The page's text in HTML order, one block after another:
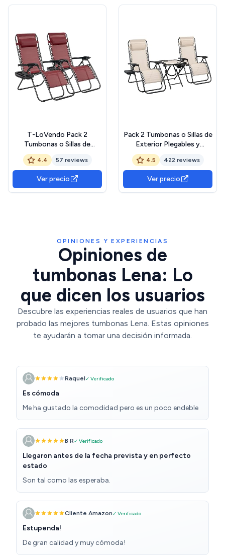
T-LoVendo Pack 2
Tumbonas o Sillas de
Exterior Plegables para
jardín, Playa, Piscina,
terraza. Gravedad Zero 2
Unidades, Acero Ligero,
Portavasos y
4.4 57 reviews
Ver precio
Pack 2 Tumbonas o Sillas de
Exterior Plegables y
reclinables con mesita para
jardín, Playa, Piscina,
terraza. Gravedad Zero 2
Unidades, Acero Ligero,
Portavasos y
4.5 422 reviews
Ver precio
OPINIONES Y EXPERIENCIAS
Opiniones de
tumbonas Lena: Lo
que dicen los usuarios
Descubre las experiencias reales de usuarios que han
probado las mejores tumbonas Lena. Estas opiniones
te ayudarán a tomar una decisión informada.
Raquel✓ Verificado
Es cómoda
Me ha gustado la comodidad pero es un poco endeble
B R✓ Verificado
Llegaron antes de la fecha prevista y en perfecto
estado
Son tal como las esperaba.
Cliente Amazon✓ Verificado
Estupenda!
De gran calidad y muy cómoda!